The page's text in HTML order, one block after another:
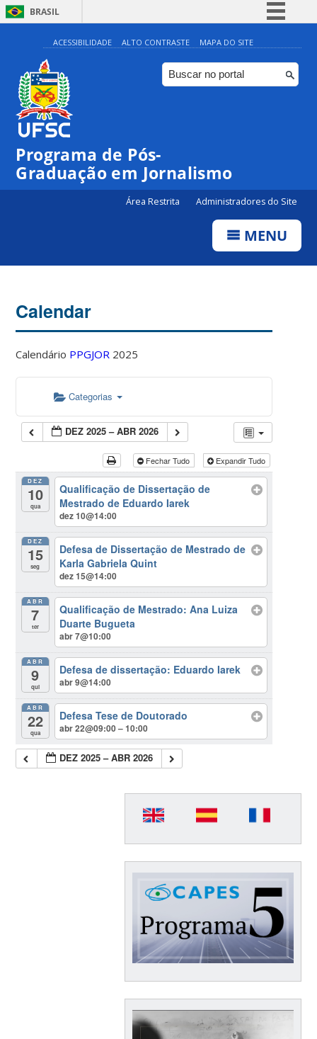
BRASIL
Simplifique!
Comunica BR
Participe
ACESSIBILIDADE ALTO CONTRASTE MAPA DO SITE
Programa de Pós-
Graduação em Jornalismo
Área Restrita Administradores do Site
MENU
Calendar
Calendário PPGJOR 2025
Categorias
DEZ 2025 – ABR 2026
Fechar Tudo Expandir Tudo
DEZ
10
qua
Qualificação de Dissertação de
Mestrado de Eduardo Iarek
dez 10@14:00
DEZ
15
seg
Defesa de Dissertação de Mestrado de
Karla Gabriela Quint
dez 15@14:00
ABR
7
ter
Qualificação de Mestrado: Ana Luiza
Duarte Bugueta
abr 7@10:00
ABR
9
qui
Defesa de dissertação: Eduardo Iarek
abr 9@14:00
ABR
22
qua
Defesa Tese de Doutorado
abr 22@09:00 – 10:00
DEZ 2025 – ABR 2026